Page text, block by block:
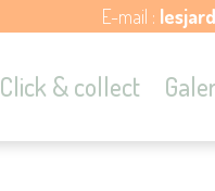
E-mail :
Click & collect